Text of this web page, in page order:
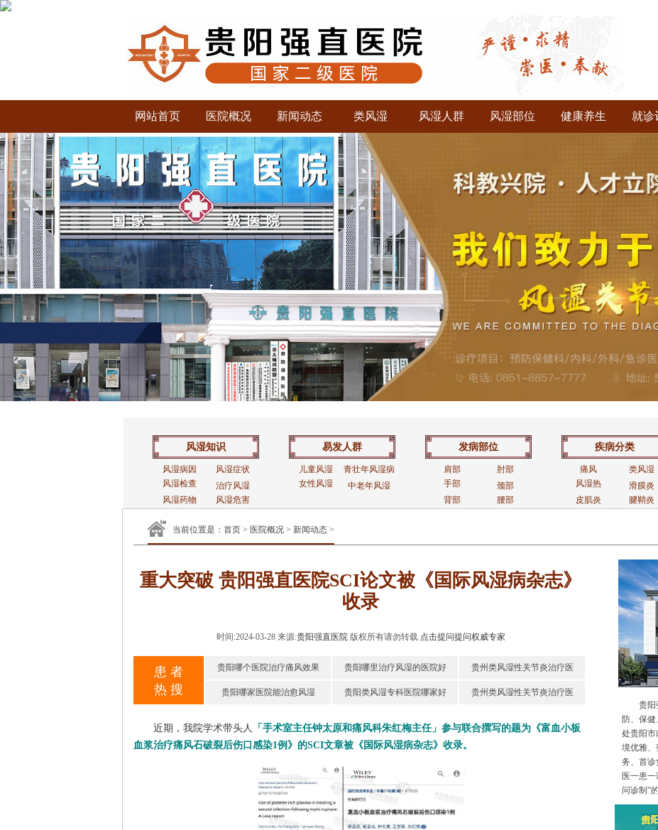
网站首页 医院概况 新闻动态 类风湿 风湿人群 风湿部位 健康养生 就诊
风湿知识
风湿病因
风湿症状
风湿检查
治疗风湿
风湿药物
风湿危害
易发人群
儿童风湿
青壮年风湿病
女性风湿
中老年风湿
发病部位
肩部
肘部
手部
颈部
背部
腰部
疾病分类
痛风
类风湿
风湿热
滑膜炎
皮肌炎
腱鞘炎
当前位置是： 首页 > 医院概况 > 新闻动态 >
重大突破 贵阳强直医院SCI论文被《国际风湿病杂志》
收录
时间:2024-03-28来源:贵阳强直医院版权所有请勿转载 点击提问提问权威专家
患 者
热 搜
贵阳哪个医院治疗痛风效果 贵阳哪里治疗风湿的医院好 贵州类风湿性关节炎治疗医
贵阳哪家医院能治愈风湿 贵阳类风湿专科医院哪家好 贵州类风湿性关节炎治疗医
近期，我院学术带头人
「手术室主任钟太原和痛风科朱红梅主任」参与联合撰写的题为《富血小板
血浆治疗痛风石破裂后伤口感染1例》的SCI文章被《国际风湿病杂志》收录。
贵阳
防、保
处贵阳市
境优雅、
务、首诊
医一患
问诊制”